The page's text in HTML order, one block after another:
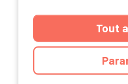
Tout